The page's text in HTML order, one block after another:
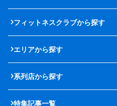
フィットネスクラブから探す
エリアから探す
系列店から探す
特集記事一覧